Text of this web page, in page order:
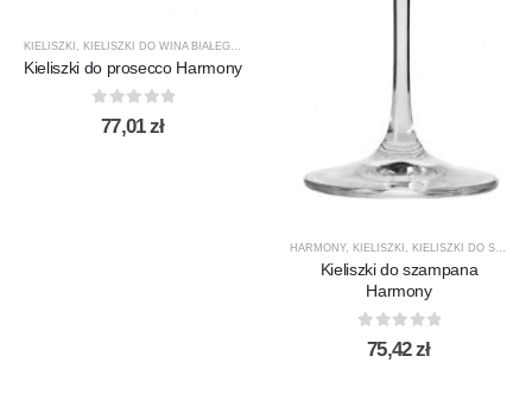
KIELISZKI , KIELISZKI DO WINA BIAŁEGO ,
Kieliszki do prosecco Harmony
out of 5
77,01zł
HARMONY, KIELISZKI KIELISZKI DO SZAMPANA
Kieliszki do szampana
Harmony
out of 5
75,42zł